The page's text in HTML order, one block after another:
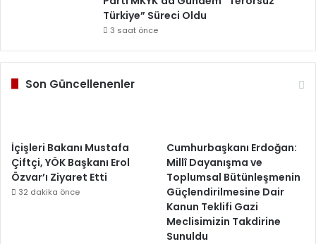
Türkiye” Süreci Oldu
3 saat önce
Son Güncellenenler
İçişleri Bakanı Mustafa
Çiftçi, YÖK Başkanı Erol
Özvar’ı Ziyaret Etti
32 dakika önce
Cumhurbaşkanı Erdoğan:
Millî Dayanışma ve
Toplumsal Bütünleşmenin
Güçlendirilmesine Dair
Kanun Teklifi Gazi
Meclisimizin Takdirine
Sunuldu